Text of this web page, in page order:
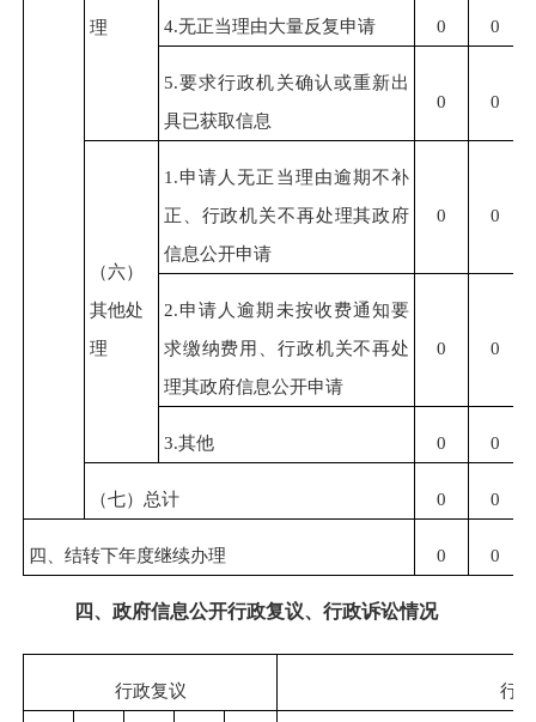
理
4.无正当理由大量反复申请 0 0
5.要求行政机关确认或重新出
具已获取信息
0 0
（六）
其他处
理
1.申请人无正当理由逾期不补
正、行政机关不再处理其政府
信息公开申请
0 0
2.申请人逾期未按收费通知要
求缴纳费用、行政机关不再处
理其政府信息公开申请
0 0
3.其他 0 0
（七）总计 0 0
四、结转下年度继续办理 0 0
四、政府信息公开行政复议、行政诉讼情况
行政复议 行